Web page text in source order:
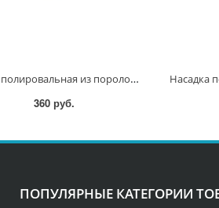
Насадка полировальная из поролона 125мм (синяя) D-62549 D-62549
360 руб.
ПОПУЛЯРНЫЕ КАТЕГОРИИ